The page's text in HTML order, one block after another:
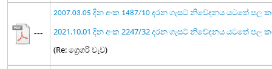
---
2007.03.05 දින අංක 1487/10 දරන ගැසට් නිවේදනය යටතේ පල
2021.10.01 දින අංක 2247/32 දරන ගැසට් නිවේදනය යටතේ
(Re: ග්‍රෙගරි වැව)